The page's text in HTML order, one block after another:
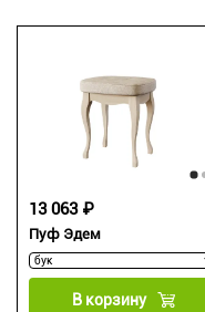
Пуф Эдем
13 063 ₽
В корзину